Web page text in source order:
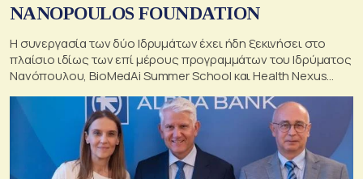
NANOPOULOS FOUNDATION
Η συνεργασία των δύο Ιδρυμάτων έχει ήδη ξεκινήσει στο
πλαίσιο ιδίως των επί μέρους προγραμμάτων του Ιδρύματος
Νανόπουλου, BioMedAi Summer School και Health Nexus